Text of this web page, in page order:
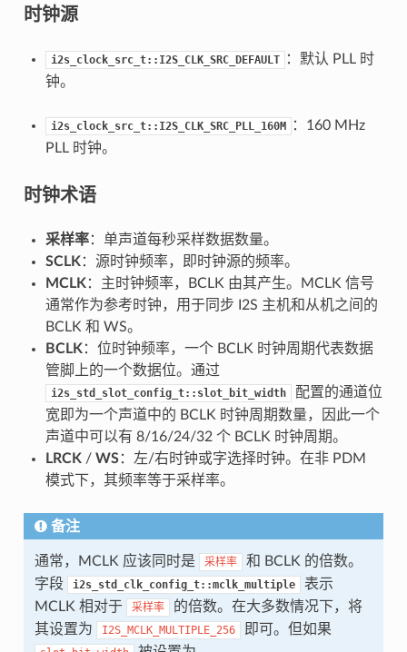
时钟源
i2s_clock_src_t::I2S_CLK_SRC_DEFAULT
：默认 PLL 时
钟。
i2s_clock_src_t::I2S_CLK_SRC_PLL_160M
：160 MHz
PLL 时钟。
时钟术语
采样率：单声道每秒采样数据数量。
SCLK ：源时钟频率，即时钟源的频率。
MCLK ：主时钟频率，BCLK 由其产生。MCLK 信号
通常作为参考时钟，用于同步 I2S 主机和从机之间的
BCLK 和 WS。
BCLK ：位时钟频率，一个 BCLK 时钟周期代表数据
管脚上的一个数据位。通过
i2s_std_slot_config_t::slot_bit_width
配置的通道位
宽即为一个声道中的 BCLK 时钟周期数量，因此一个
声道中可以有 8/16/24/32 个 BCLK 时钟周期。
LRCK / WS：左/右时钟或字选择时钟。在非 PDM
模式下，其频率等于采样率。
备注
通常，MCLK 应该同时是 采样率
和 BCLK 的倍数。
字段
i2s_std_clk_config_t::mclk_multiple
表示
MCLK 相对于
采样率
的倍数。在大多数情况下，将
其设置为
I2S_MCLK_MULTIPLE_256 即可。但如果